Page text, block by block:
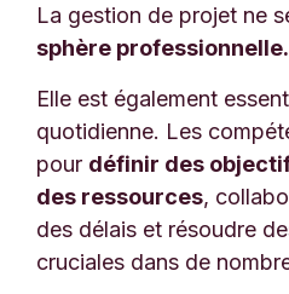
La gestion de projet ne
sphère professionnelle.
Elle est également
quotidienne. Les
pour définir des
des ressources,
des délais et résoudre
cruciales dans de